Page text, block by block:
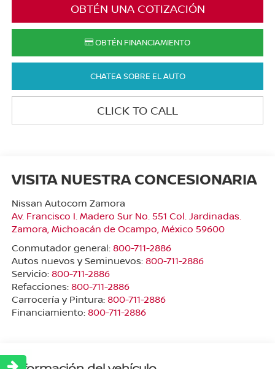
OBTÉN UNA COTIZACIÓN
OBTÉN FINANCIAMIENTO
CHATEA SOBRE EL AUTO
CLICK TO CALL
VISITA NUESTRA CONCESIONARIA
Nissan Autocom Zamora
Av. Francisco I. Madero Sur No. 551 Col. Jardinadas.
Zamora, Michoacán de Ocampo, México 59600
Conmutador general: 800-711-2886
Autos nuevos y Seminuevos: 800-711-2886
Servicio: 800-711-2886
Refacciones: 800-711-2886
Carrocería y Pintura: 800-711-2886
Financiamiento: 800-711-2886